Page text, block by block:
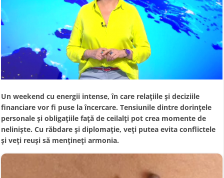
Un weekend cu energii intense, în care relațiile și deciziile
financiare vor fi puse la încercare. Tensiunile dintre dorințele
personale și obligațiile față de ceilalți pot crea momente de
neliniște. Cu răbdare și diplomație, veți putea evita conflictele
și veți reuși să mențineți armonia.